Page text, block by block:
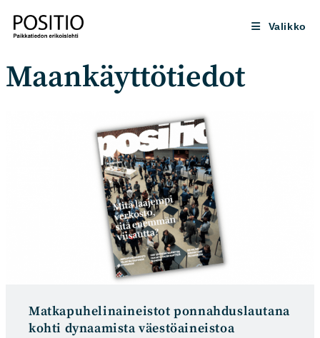
suoraan
sisältöön
Valikko
Maankäyttötiedot
Matkapuhelinaineistot ponnahduslautana
kohti dynaamista väestöaineistoa